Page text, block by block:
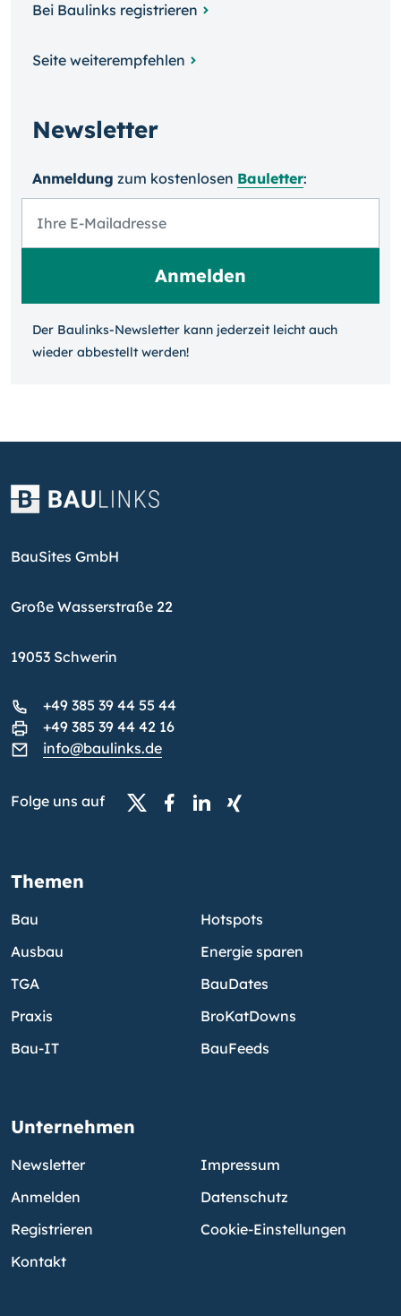
Bei Baulinks registrieren
Seite weiterempfehlen
Newsletter
Anmeldung zum kosten­losen Bauletter:
Der Baulinks-Newsletter kann jeder­zeit leicht auch
wieder ab­bestellt werden!
BauSites GmbH
Große Wasserstraße 22
19053 Schwerin
+49 385 39 44 55 44
+49 385 39 44 42 16
info@baulinks.de
Folge uns auf
Themen
Bau
Ausbau
TGA
Praxis
Bau-IT
Hotspots
Energie sparen
BauDates
BroKatDowns
BauFeeds
Unternehmen
Newsletter
Anmelden
Registrieren
Kontakt
Impressum
Datenschutz
Cookie-Einstellungen